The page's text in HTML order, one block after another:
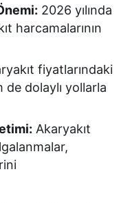
2026 yılında
harcamalarının
fiyatlarındaki
de dolaylı yollarla
Akaryakıt